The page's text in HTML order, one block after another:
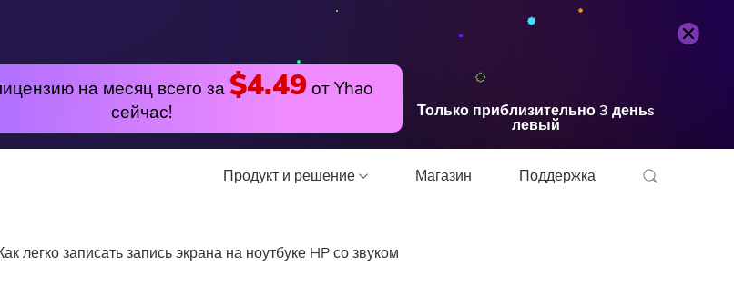
на месяц всего за $4.49от Yhao
сейчас!
Только приблизительно 3 деньs
левый
Продукт и решение Магазин Поддержка
Попробуйте бесплатно
легко записать запись экрана на ноутбуке HP со звуком